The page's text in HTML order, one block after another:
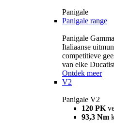
Panigale
Panigale range
Panigale Gamma
Italiaanse
competitieve
van elke
Ontdek meer
V2
Panigale V2
120 PK
93,3 Nm